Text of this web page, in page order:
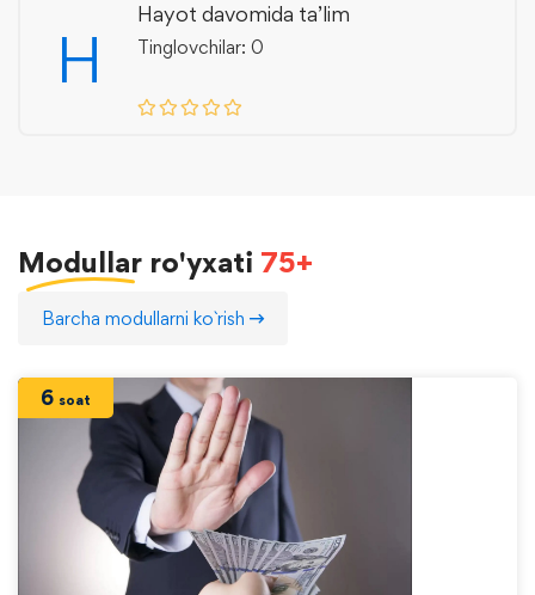
H
Hayot davomida ta’lim
Tinglovchilar: 0
Modullar ro'yxati 75+
Barcha modullarni ko`rish
6 soat